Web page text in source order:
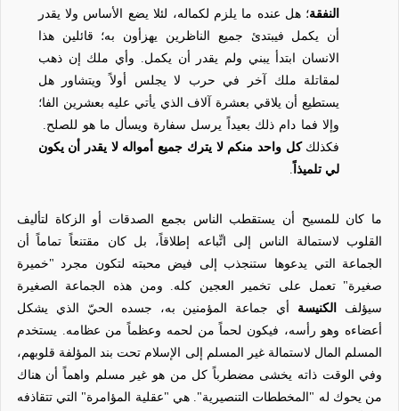
النفقة؛ هل عنده ما يلزم لكماله، لئلا يضع الأساس ولا يقدر
أن يكمل فيبتدئ جميع الناظرين يهزأون به؛ قائلين هذا
الانسان ابتدأ يبني ولم يقدر أن يكمل. وأي ملك إن ذهب
لمقاتلة ملك آخر في حرب لا يجلس أولاً ويتشاور هل
يستطيع أن يلاقي بعشرة آلاف الذي يأتي عليه بعشرين الفا؛
وإلا فما دام ذلك بعيداً يرسل سفارة ويسأل ما هو للصلح.
فكذلككل واحد منكم لا يترك جميع أمواله لا يقدر أن يكون
لي تلميذاً .
ما كان للمسيح أن يستقطب الناس بجمع الصدقات أو الزكاة لتأليف
القلوب لاستمالة الناس إلى اتِّباعه إطلاقاً، بل كان مقتنعاً تماماً أن
الجماعة التي يدعوها ستنجذب إلى فيض محبته لتكون مجرد "خميرة
صغيرة" تعمل على تخمير العجين كله. ومن هذه الجماعة الصغيرة
سيؤلف
الكنيسة أي جماعة المؤمنين به، جسده الحيّ الذي يشكل
أعضاءه وهو رأسه، فيكون لحماً من لحمه وعظماً من عظامه. يستخدم
المسلم المال لاستمالة غير المسلم إلى الإسلام تحت بند المؤلفة قلوبهم،
وفي الوقت ذاته يخشى مضطرباً كل من هو غير مسلم واهماً أن هناك
من يحوك له "المخططات التنصيرية". هي "عقلية المؤامرة" التي تتقاذفه